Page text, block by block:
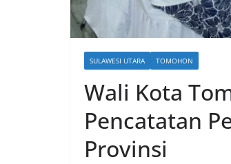
SULAWESI UTARA TOMOHON
Wali Kota
Pencatatan
Provinsi